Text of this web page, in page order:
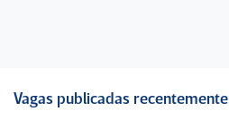
Vagas publicadas recentemente